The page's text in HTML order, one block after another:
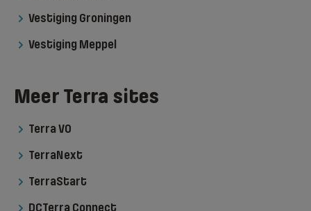
Vestiging Groningen
Vestiging Meppel
Meer Terra sites
Terra VO
TerraNext
TerraStart
DCTerra Connect